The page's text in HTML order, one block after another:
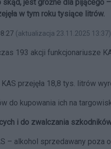
skąd, jest groźne dla pijącego
w tym roku tysiące litrów.
(aktualizacja 23.11.2025 13:37)
193 akcji funkcjonariusze
przejęła 18,8 tys. litrów
do kupowania ich na
i do zwalczania
– alkohol sprzedawany poza